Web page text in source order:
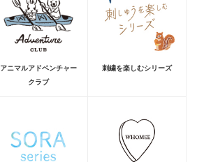
アニマルアドベンチャー
クラブ
刺繍を楽しむシリーズ